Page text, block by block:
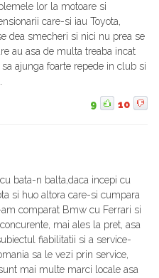
lor la motoare si
care-si iau Toyota,
dea smecheri si nici nu prea se
au asa de multa treaba incat
ajunga foarte repede in club si
9 10
bata-n balta,daca incepi cu
si huo altora care-si cumpara
comparat Bmw cu Ferrari si
mai ales la pret, asa
fiabilitatii si a service-
sa le vezi prin service,
mai multe marci locale asa